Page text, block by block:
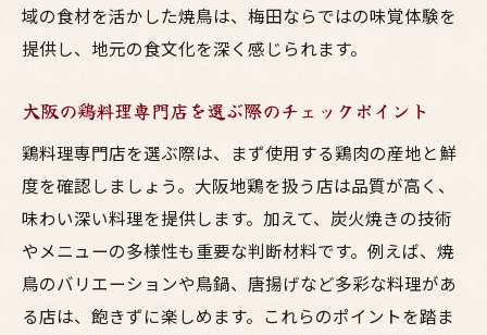
域の食材を活かした焼鳥は、梅田ならではの味覚体験を
提供し、地元の食文化を深く感じられます。
大阪の鶏料理専門店を選ぶ際のチェックポイント
鶏料理専門店を選ぶ際は、まず使用する鶏肉の産地と鮮
度を確認しましょう。大阪地鶏を扱う店は品質が高く、
味わい深い料理を提供します。加えて、炭火焼きの技術
やメニューの多様性も重要な判断材料です。例えば、焼
鳥のバリエーションや鳥鍋、唐揚げなど多彩な料理があ
る店は、飽きずに楽しめます。これらのポイントを踏ま